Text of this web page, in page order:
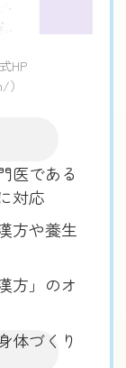
HP
医である
対応
方や養生
方」のオ
体づくり